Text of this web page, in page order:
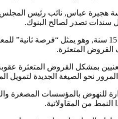
هجيرة عباس, نائب رئيس
سندات تصدر لصالح البنوك.
وستمكن عملية التحويل المستفيدين من القروض من إعادة
المتعثرة.
بمشكل القروض المتعثرة
نحو الصيغة الجديدة لتمويل
بالمؤسسات المصغرة
من المقاولاتية.